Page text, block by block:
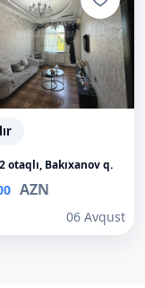
otaqlı, Bakıxanov q.
AZN
06 Avqust